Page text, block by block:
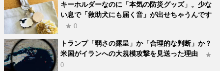
キーホルダーなのに「本気の防災グッズ」。少な
い息で「救助犬にも届く音」が出せちゃうんです
★ 0
トランプ「弱さの露呈」か「合理的な判断」か？
米国がイランへの大規模攻撃を見送った理由
★
0